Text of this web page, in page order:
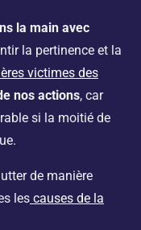
la main avec
la pertinence et la
victimes des
nos actions, car
si la moitié de
de manière
les causes de la